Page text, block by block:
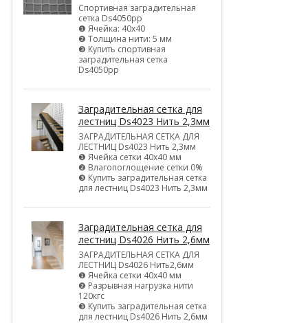
Спортивная заградительная
сетка Ds4050pp
❶ Ячейка: 40х40
❷ Толщина нити: 5 мм
❸ Купить спортивная
заградительная сетка
Ds4050pp
Заградительная сетка для
лестниц Ds4023 Нить 2,3мм
ЗАГРАДИТЕЛЬНАЯ СЕТКА ДЛЯ
ЛЕСТНИЦ Ds4023 Нить 2,3мм
❶ Ячейка сетки 40х40 мм
❷ Влагопоглощение сетки 0%
❸ Купить заградительная сетка
для лестниц Ds4023 Нить 2,3мм
Заградительная сетка для
лестниц Ds4026 Нить 2,6мм
ЗАГРАДИТЕЛЬНАЯ СЕТКА ДЛЯ
ЛЕСТНИЦ Ds4026 Нить2,6мм
❶ Ячейка сетки 40х40 мм
❷ Разрывная нагрузка нити
120кгс
❸ Купить заградительная сетка
для лестниц Ds4026 Нить 2,6мм